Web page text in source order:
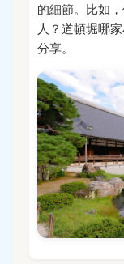
的細節。比如
人？道頓堀哪
分享。